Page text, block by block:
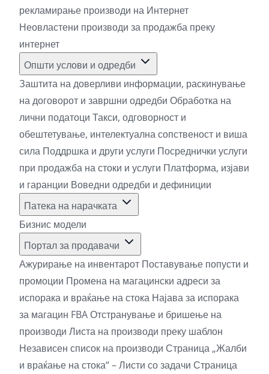
рекламирање производи на Интернет
Неовластени производи за продажба преку
интернет
Општи услови и одредби
Заштита на доверливи информации, раскинување
на договорот и завршни одредби Обработка на
лични податоци Такси, одговорност и
обештетување, интелектуална сопственост и виша
сила Поддршка и други услуги Посреднички услуги
при продажба на стоки и услуги Платформа, изјави
и гаранции Воведни одредби и дефиниции
Патека на нарачката
Бизнис модели
Портал за продавачи
Ажурирање на инвентарот Поставување попусти и
промоции Промена на магацински адреси за
испорака и враќање на стока Најава за испорака
за магацин FBAОтстранување и бришење на
производи Листа на производи преку шаблон
Независен список на производи Страница „Жалби
и враќање на стока“ – Листи со задачи Страница